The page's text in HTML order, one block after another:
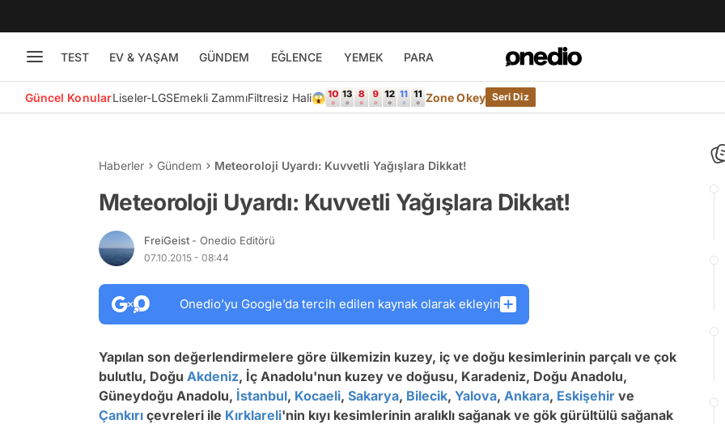
TEST EV & YAŞAM GÜNDEM EĞLENCE YEMEK PARA
Güncel KonularLiseler-LGSEmekli ZammıFiltresiz Hali😱 Zone Okey Seri Diz
Haberler Gündem Meteoroloji Uyardı: Kuvvetli Yağışlara Dikkat!
Meteoroloji Uyardı: Kuvvetli Yağışlara Dikkat!
FreiGeist - Onedio Editörü
07.10.2015 - 08:44
Onedio’yu Google’da tercih edilen kaynak olarak ekleyin
Yapılan son değerlendirmelere göre ülkemizin kuzey, iç ve doğu kesimlerinin parçalı ve çok
bulutlu, Doğu Akdeniz, İç Anadolu'nun kuzey ve doğusu, Karadeniz, Doğu Anadolu,
Güneydoğu Anadolu, İstanbul, Kocaeli, Sakarya, Bilecik, Yalova, Ankara, Eskişehir ve
Çankırı çevreleri ile Kırklareli'nin kıyı kesimlerinin aralıklı sağanak ve gök gürültülü sağanak